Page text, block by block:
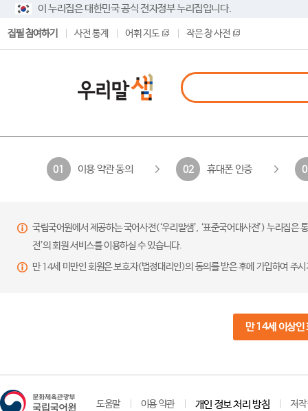
이 누리집은 대한민국 공식 전자정부 누리집입니다.
집필 참여하기 사전 통계 어휘 지도 작은 창 사전
01 이용 약관 동의 02 휴대폰 인증
국립국어원에서 제공하는 국어사전(‘우리말샘’, ‘표준국어대사전’) 누리집
전’의 회원 서비스를 이용하실 수 있습니다.
만 14세 미만인 회원은 보호자(법정대리인)의 동의를 받은 후에 가입하여 주
만 14세 이상인
도움말 이용 약관 개인 정보 처리 방침 저